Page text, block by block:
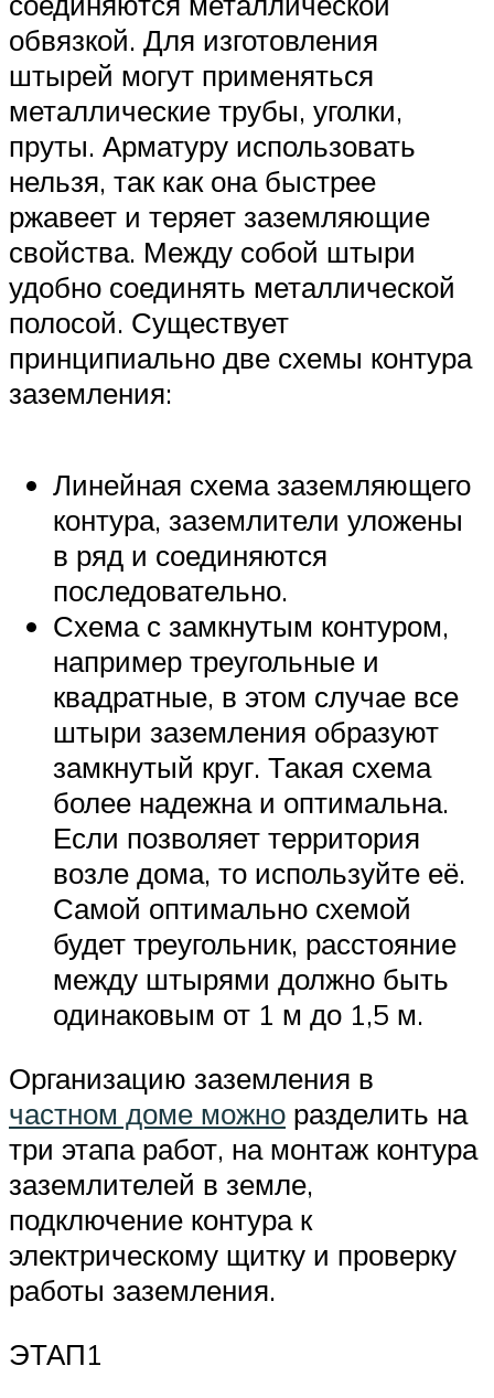
обвязкой. Для изготовления
штырей могут применяться
металлические трубы, уголки,
пруты. Арматуру использовать
нельзя, так как она быстрее
ржавеет и теряет заземляющие
свойства. Между собой штыри
удобно соединять металлической
полосой. Существует
принципиально две схемы контура
заземления:
Линейная схема заземляющего
контура, заземлители уложены
в ряд и соединяются
последовательно.
Схема с замкнутым контуром,
например треугольные и
квадратные, в этом случае все
штыри заземления образуют
замкнутый круг. Такая схема
более надежна и оптимальна.
Если позволяет территория
возле дома, то используйте её.
Самой оптимально схемой
будет треугольник, расстояние
между штырями должно быть
одинаковым от 1 м до 1,5 м.
Организацию заземления в
частном доме можно разделить на
три этапа работ, на монтаж контура
заземлителей в земле,
подключение контура к
электрическому щитку и проверку
работы заземления.
ЭТАП1